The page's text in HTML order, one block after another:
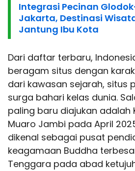
Integrasi Pecinan
Jakarta, Destinasi
Jantung Ibu Kota
Dari daftar terbaru,
beragam situs dengan
dari kawasan sejarah, situs
surga bahari kelas dunia.
paling baru diajukan adalah
Muaro Jambi pada April
dikenal sebagai pusat
keagamaan Buddha
Tenggara pada abad